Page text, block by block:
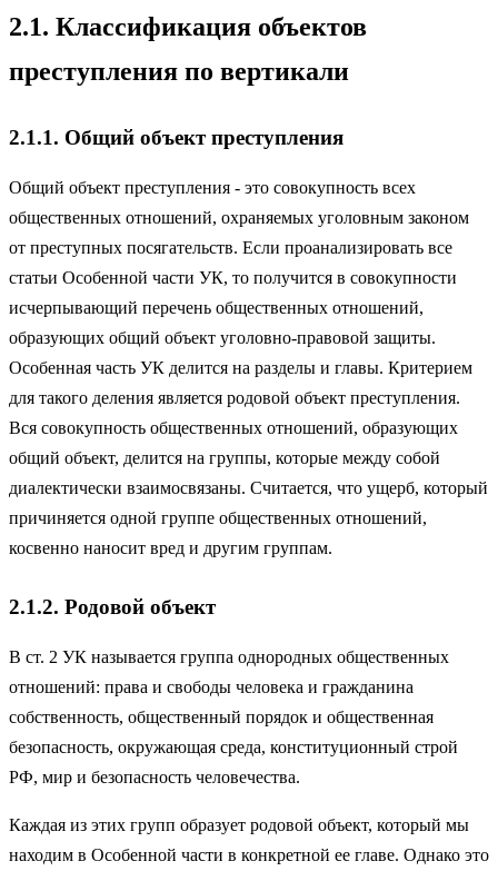
2.1. Классификация объектов
преступления по вертикали
2.1.1. Общий объект преступления
Общий объект преступления - это совокупность всех
общественных отношений, охраняемых уголовным законом
от преступных посягательств. Если проанализи­ровать все
статьи Особенной части УК, то получится в совокупности
исчерпывающий перечень общественных отношений,
образующих общий объект уголовно-правовой защиты.
Особенная часть УК делится на разделы и главы. Критерием
для такого деления является родовой объект преступления.
Вся совокупность общественных отношений, образующих
общий объект, делится на группы, которые между собой
диалектически взаимосвязаны. Считается, что ущерб, который
причиняется одной группе общественных отношений,
косвенно наносит вред и другим группам.
2.1.2. Родовой объект
В ст. 2 УК называется группа однородных общественных
отношений: права и свободы человека и гражданина
собственность, общественный порядок и общественная
безопасность, окружающая среда, конституционный строй
РФ, мир и безопасность человечества.
Каждая из этих групп образует родовой объект, который мы
находим в Особенной части в конкретной ее главе. Однако это